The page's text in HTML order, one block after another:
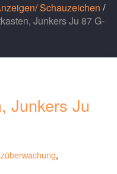
Schauzeichen /
Junkers Ju 87 G-
Junkers Ju
,